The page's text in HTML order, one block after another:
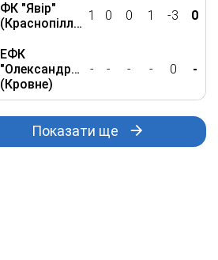
ФК "Явір"
(Краснопілля)
1 0 0 1 -3 0
ЕФК
"Олександрія"
(Кровне)
- - - - 0 -
Показати ще